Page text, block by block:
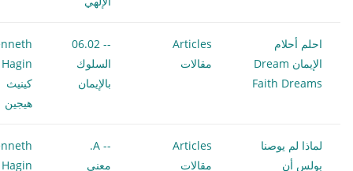
احلم أحلام
الإيمان Dream
Faith Dreams
Articles
مقالات
-- 06.02
السلوك
بالإيمان
كينيث
هيجين
لماذا لم يوصنا
بولس أن
Articles
مقالات
-- A.
معنى